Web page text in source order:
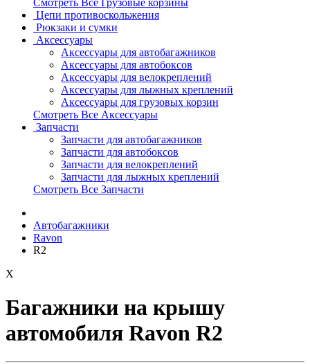
Смотреть Все Грузовые корзины
Цепи противоскольжения
Рюкзаки и сумки
Аксессуары
Аксессуары для автобагажников
Аксессуары для автобоксов
Аксессуары для велокреплений
Аксессуары для лыжных креплений
Аксессуары для грузовых корзин
Смотреть Все Аксессуары
Запчасти
Запчасти для автобагажников
Запчасти для автобоксов
Запчасти для велокреплений
Запчасти для лыжных креплений
Смотреть Все Запчасти
Автобагажники
Ravon
R2
X
Багажники на крышу
автомобиля Ravon R2